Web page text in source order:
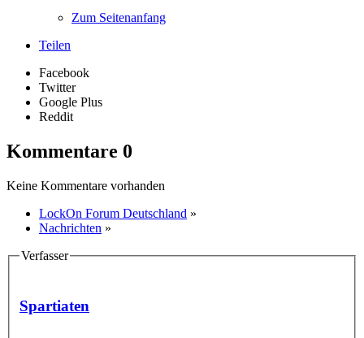
Zum Seitenanfang
Teilen
Facebook
Twitter
Google Plus
Reddit
Kommentare 0
Keine Kommentare vorhanden
LockOn Forum Deutschland »
Nachrichten »
Verfasser
Spartiaten